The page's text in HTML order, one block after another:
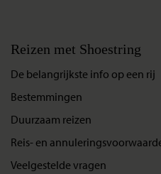
Reizen met Shoestring
De belangrijkste info op een rij
Bestemmingen
Duurzaam reizen
Reis- en
Veelgestelde vragen